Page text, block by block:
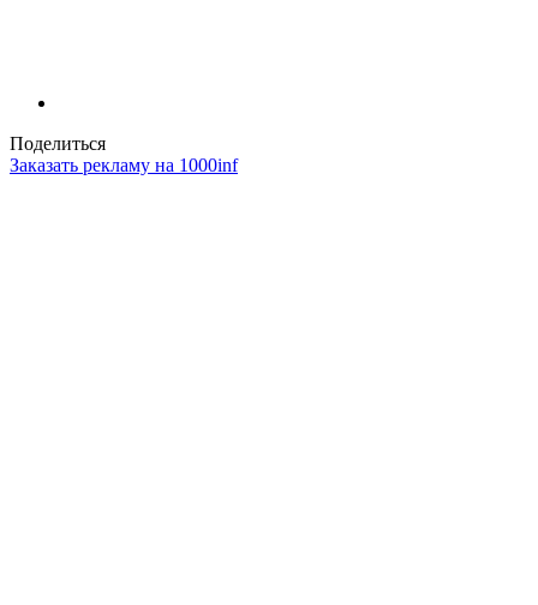
Поделиться
Заказать рекламу на 1000inf